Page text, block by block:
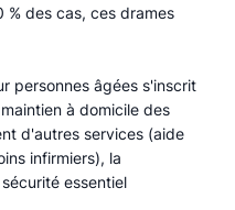
des cas, ces drames
personnes âgées s'inscrit
à domicile des
d'autres services (aide
infirmiers), la
essentiel